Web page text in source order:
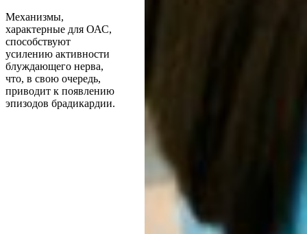
Механизмы,
характерные для ОАС,
способствуют
усилению активности
блуждающего нерва,
что, в свою очередь,
приводит к появлению
эпизодов брадикардии.